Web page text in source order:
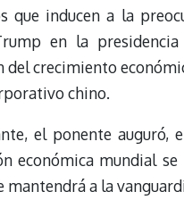
que inducen a la
en la
del crecimiento
chino.
el ponente auguró,
económica mundial
mantendrá a la